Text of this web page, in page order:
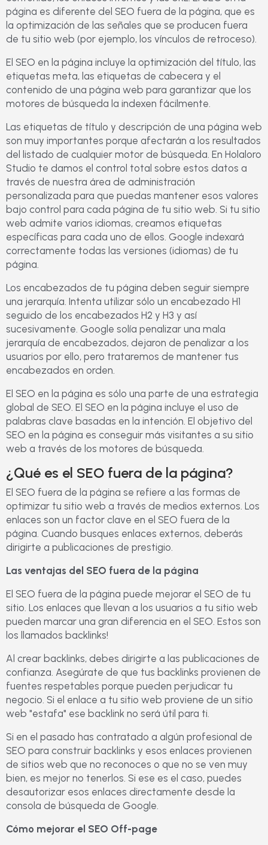
página es diferente del SEO fuera de la página, que es
la optimización de las señales que se producen fuera
de tu sitio web (por ejemplo, los vínculos de retroceso).
El SEO en la página incluye la optimización del título, las
etiquetas meta, las etiquetas de cabecera y el
contenido de una página web para garantizar que los
motores de búsqueda la indexen fácilmente.
Las etiquetas de título y descripción de una página web
son muy importantes porque afectarán a los resultados
del listado de cualquier motor de búsqueda. En Holaloro
Studio te damos el control total sobre estos datos a
través de nuestra área de administración
personalizada para que puedas mantener esos valores
bajo control para cada página de tu sitio web. Si tu sitio
web admite varios idiomas, creamos etiquetas
específicas para cada uno de ellos. Google indexará
correctamente todas las versiones (idiomas) de tu
página.
Los encabezados de tu página deben seguir siempre
una jerarquía. Intenta utilizar sólo un encabezado H1
seguido de los encabezados H2 y H3 y así
sucesivamente. Google solía penalizar una mala
jerarquía de encabezados, dejaron de penalizar a los
usuarios por ello, pero trataremos de mantener tus
encabezados en orden.
El SEO en la página es sólo una parte de una estrategia
global de SEO. El SEO en la página incluye el uso de
palabras clave basadas en la intención. El objetivo del
SEO en la página es conseguir más visitantes a su sitio
web a través de los motores de búsqueda.
¿Qué es el SEO fuera de la página?
El SEO fuera de la página se refiere a las formas de
optimizar tu sitio web a través de medios externos. Los
enlaces son un factor clave en el SEO fuera de la
página. Cuando busques enlaces externos, deberás
dirigirte a publicaciones de prestigio.
Las ventajas del SEO fuera de la página
El SEO fuera de la página puede mejorar el SEO de tu
sitio. Los enlaces que llevan a los usuarios a tu sitio web
pueden marcar una gran diferencia en el SEO. Estos son
los llamados backlinks!
Al crear backlinks, debes dirigirte a las publicaciones de
confianza. Asegúrate de que tus backlinks provienen de
fuentes respetables porque pueden perjudicar tu
negocio. Si el enlace a tu sitio web proviene de un sitio
web "estafa" ese backlink no será útil para ti.
Si en el pasado has contratado a algún profesional de
SEO para construir backlinks y esos enlaces provienen
de sitios web que no reconoces o que no se ven muy
bien, es mejor no tenerlos. Si ese es el caso, puedes
desautorizar esos enlaces directamente desde la
consola de búsqueda de Google.
Cómo mejorar el SEO Off-page